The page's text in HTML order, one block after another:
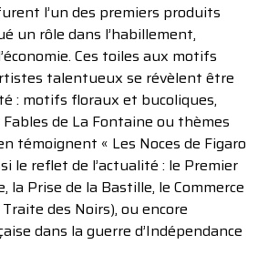
l’un des premiers produits
un rôle dans l’habillement,
Ces toiles aux motifs
talentueux se révèlent être
: motifs floraux et bucoliques,
de La Fontaine ou thèmes
témoignent « Les Noces de Figaro
le reflet de l’actualité : le Premier
la Prise de la Bastille, le Commerce
des Noirs), ou encore
dans la guerre d’Indépendance